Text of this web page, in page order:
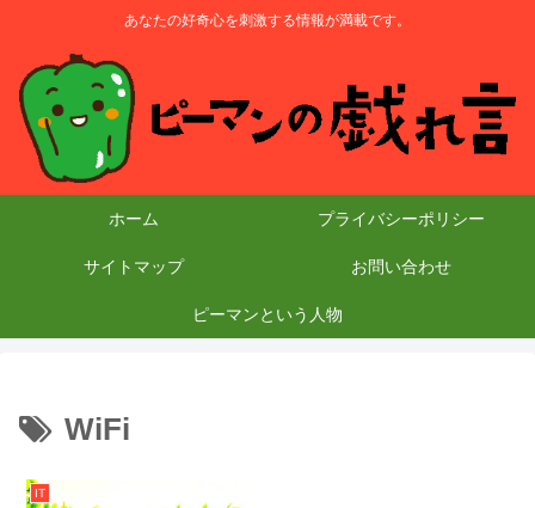
あなたの好奇心を刺激する情報が満載です。
ホーム プライバシーポリシー
サイトマップ お問い合わせ
ピーマンという人物
WiFi
IT